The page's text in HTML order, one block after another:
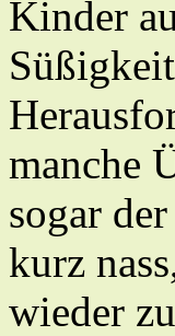
Kinder
manche
sogar
kurz
wieder